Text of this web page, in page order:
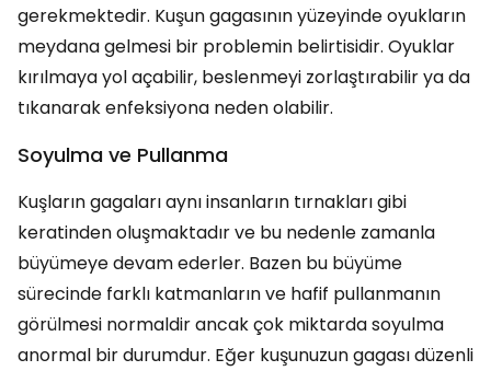
gerekmektedir. Kuşun gagasının yüzeyinde oyukların
meydana gelmesi bir problemin belirtisidir. Oyuklar
kırılmaya yol açabilir, beslenmeyi zorlaştırabilir ya da
tıkanarak enfeksiyona neden olabilir.
Soyulma ve Pullanma
Kuşların gagaları aynı insanların tırnakları gibi
keratinden oluşmaktadır ve bu nedenle zamanla
büyümeye devam ederler. Bazen bu büyüme
sürecinde farklı katmanların ve hafif pullanmanın
görülmesi normaldir ancak çok miktarda soyulma
anormal bir durumdur. Eğer kuşunuzun gagası düzenli